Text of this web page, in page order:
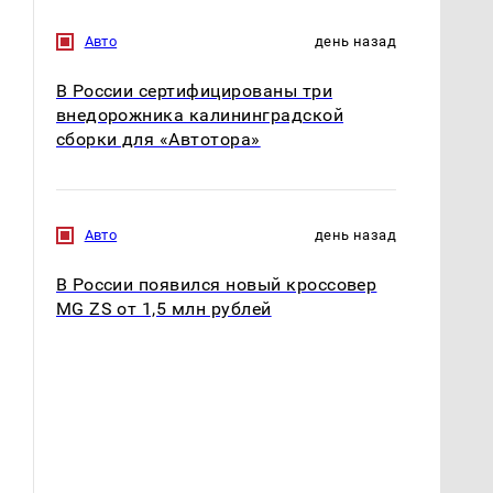
Авто день назад
В России сертифицированы три
внедорожника калининградской
сборки для «Автотора»
Авто день назад
В России появился новый кроссовер
MG ZS от 1,5 млн рублей